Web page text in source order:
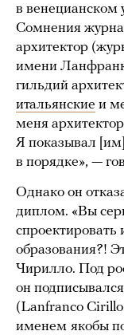
в венецианском
Сомнения
архитектор
имени
гильдий
итальянские и
меня
Я показывал
в порядке», —
Однако он
диплом. «Вы
спроектировать
образования?!
Чирилло. Под
он
(Lanfranco
именем якобы